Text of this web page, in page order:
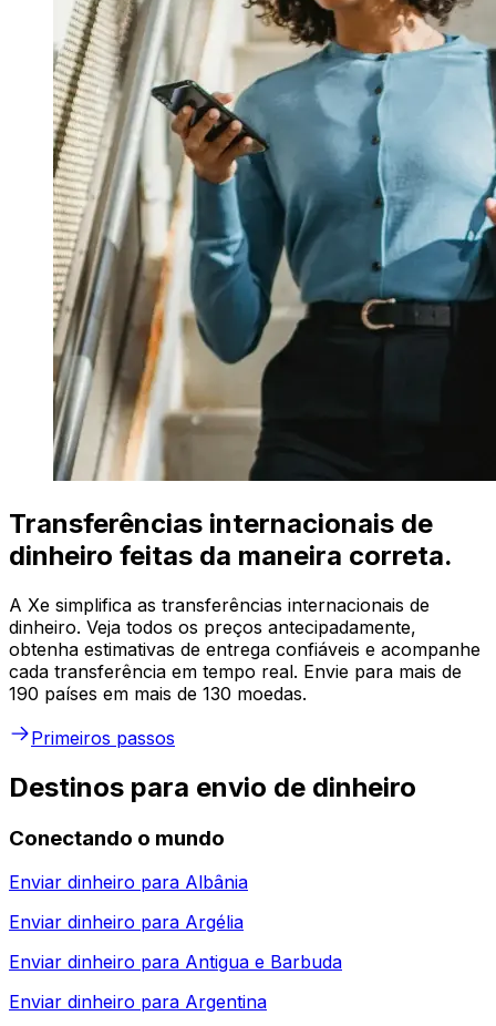
Transferências internacionais de
dinheiro feitas da maneira correta.
A Xe simplifica as transferências internacionais de
dinheiro. Veja todos os preços antecipadamente,
obtenha estimativas de entrega confiáveis e acompanhe
cada transferência em tempo real. Envie para mais de
190 países em mais de 130 moedas.
Primeiros passos
Destinos para envio de dinheiro
Conectando o mundo
Enviar dinheiro para Albânia
Enviar dinheiro para Argélia
Enviar dinheiro para Antigua e Barbuda
Enviar dinheiro para Argentina